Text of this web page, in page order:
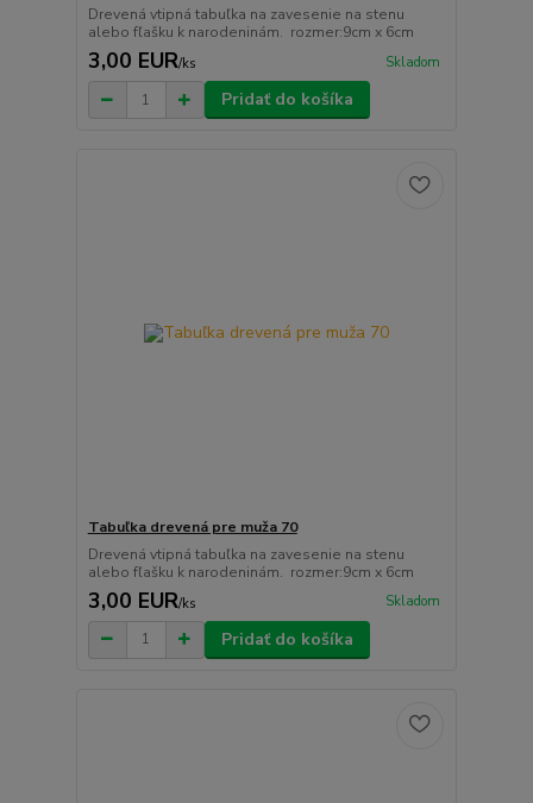
Drevená vtipná tabuľka na zavesenie na stenu
alebo fľašku k narodeninám. rozmer:9cm x 6cm
3,00 EUR/ks Skladom
Pridať do košíka
Tabuľka drevená pre muža 70
Drevená vtipná tabuľka na zavesenie na stenu
alebo fľašku k narodeninám. rozmer:9cm x 6cm
3,00 EUR/ks Skladom
Pridať do košíka